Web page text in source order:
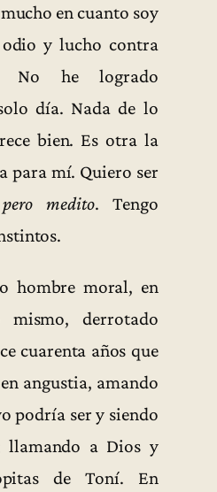
en cuanto soy
odio y lucho contra
No he logrado
día. Nada de lo
bien. Es otra la
para mí. Quiero ser
medito. Tengo
hombre moral, en
mismo, derrotado
cuarenta años que
angustia, amando
podría ser y siendo
llamando a Dios y
de Toní. En